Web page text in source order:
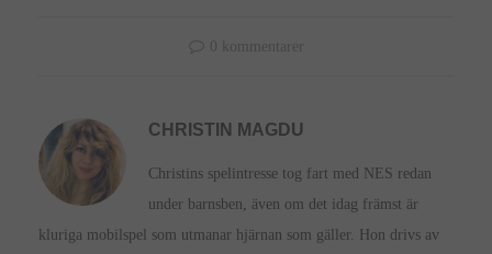
0 kommentarer
CHRISTIN MAGDU
Christins spelintresse tog fart med NES redan
under barnsben, även om det idag främst är
kluriga mobilspel som utmanar hjärnan som gäller. Hon drivs av